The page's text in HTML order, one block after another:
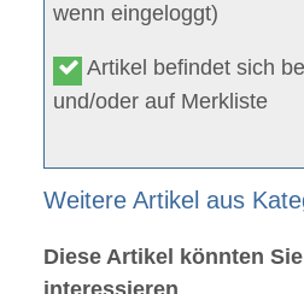
wenn eingeloggt)
Artikel befindet sich
und/oder auf Merkliste
Weitere Artikel aus
Diese Artikel könnten
interessieren